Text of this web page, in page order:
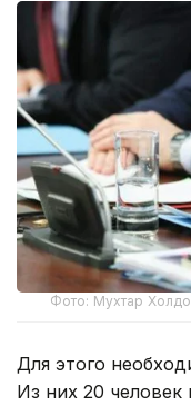
Фото: Мухтар
Для этого
Из них 20 человек